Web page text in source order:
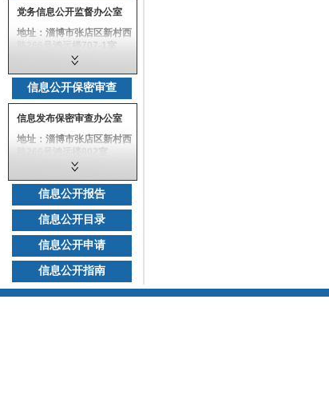
电子邮箱：
xxgk@sdut.edu.cn
党务信息公开监督办公室
地址：淄博市张店区新村西
路266号鸿远楼707-1室
0533-2780046
邮政编码：255000
电子邮箱：
jiwei@sdut.edu.cn
信息公开保密审查
信息发布保密审查办公室
地址：淄博市张店区新村西
路266号鸿远楼802室
0533-2786616
邮政编码：255000
信息公开报告
信息公开目录
信息公开申请
信息公开指南